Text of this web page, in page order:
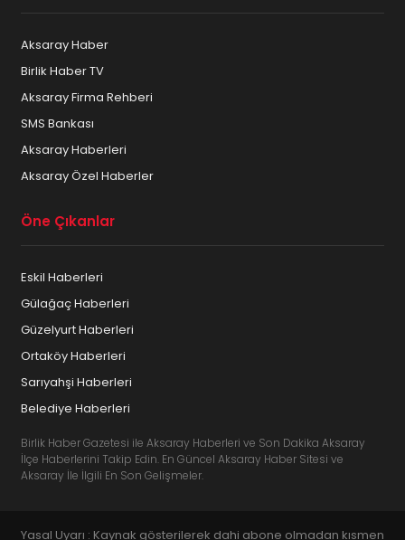
Aksaray Haber
Birlik Haber TV
Aksaray Firma Rehberi
SMS Bankası
Aksaray Haberleri
Aksaray Özel Haberler
Öne Çıkanlar
Eskil Haberleri
Gülağaç Haberleri
Güzelyurt Haberleri
Ortaköy Haberleri
Sarıyahşi Haberleri
Belediye Haberleri
Birlik Haber Gazetesi ile Aksaray Haberleri ve Son Dakika Aksaray
İlçe Haberlerini Takip Edin. En Güncel Aksaray Haber Sitesi ve
Aksaray İle İlgili En Son Gelişmeler.
Yasal Uyarı : Kaynak gösterilerek dahi abone olmadan kısmen